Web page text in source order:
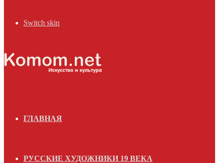
Switch skin
ГЛАВНАЯ
РУССКИЕ ХУДОЖНИКИ 19 ВЕКА